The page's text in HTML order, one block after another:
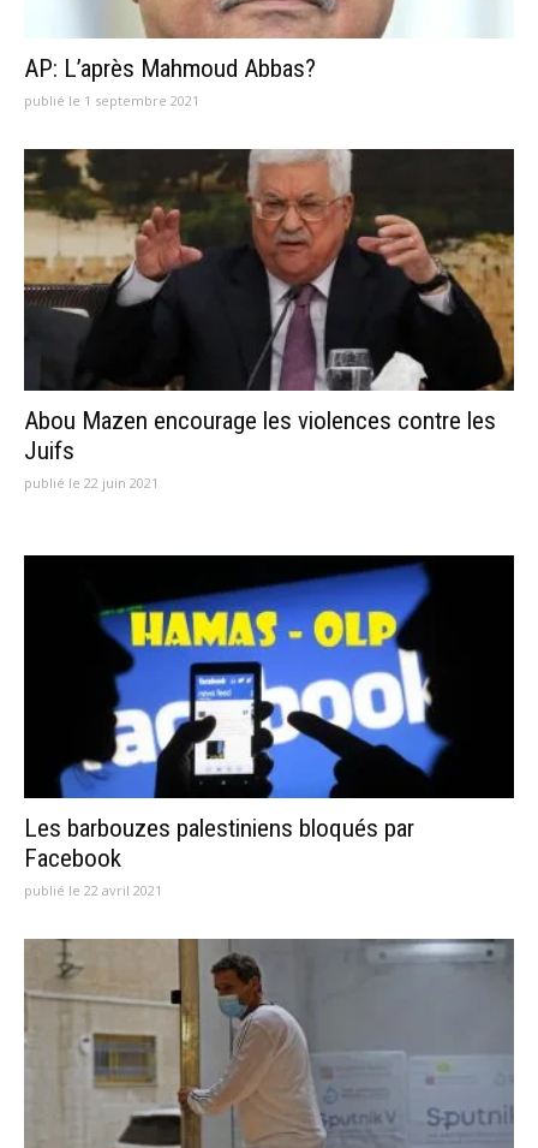
AP: L’après Mahmoud Abbas?
publié le 1 septembre 2021
Abou Mazen encourage les violences contre les
Juifs
publié le 22 juin 2021
Les barbouzes palestiniens bloqués par
Facebook
publié le 22 avril 2021